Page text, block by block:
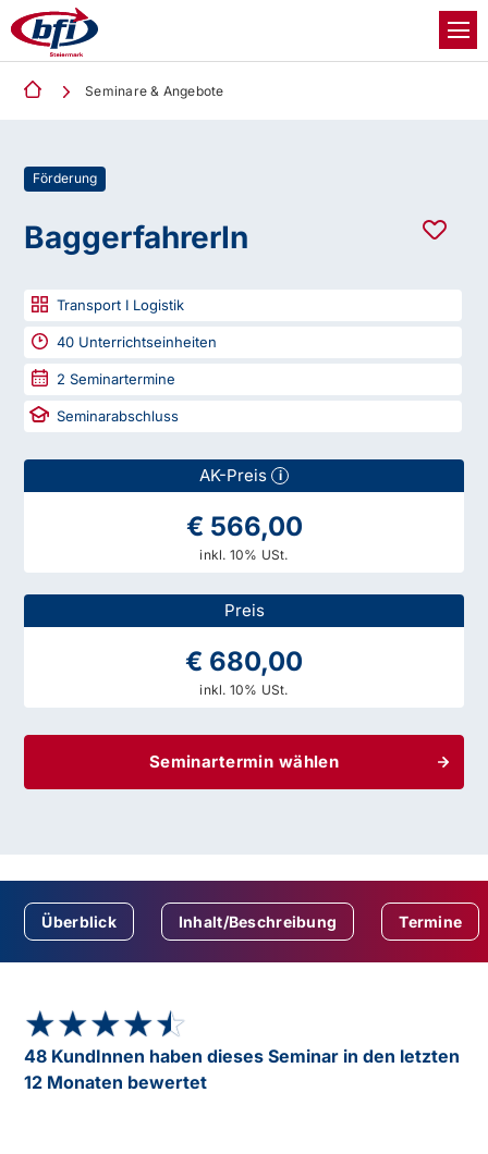
Seminare & Angebote
Förderung
BaggerfahrerIn
Transport I Logistik
40 Unterrichtseinheiten
2 Seminartermine
Seminarabschluss
AK-Preis i
€ 566,00
inkl. 10% USt.
Preis
€ 680,00
inkl. 10% USt.
Seminartermin wählen
Überblick Inhalt/Beschreibung Termine
★★★★★
★★★★★
48 KundInnen haben dieses Seminar in den letzten
12 Monaten bewertet